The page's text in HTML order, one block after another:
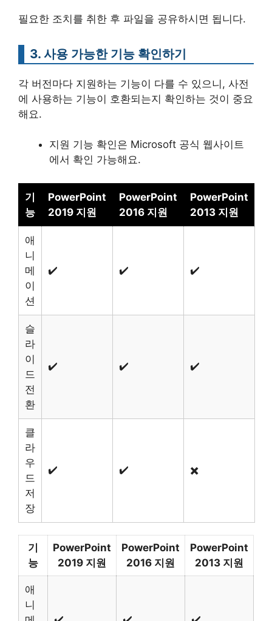
필요한 조치를 취한 후 파일을 공유하시면 됩니다.
3. 사용 가능한 기능 확인하기
각 버전마다 지원하는 기능이 다를 수 있으니, 사전
에 사용하는 기능이 호환되는지 확인하는 것이 중요
해요.
지원 기능 확인은 Microsoft 공식 웹사이트
에서 확인 가능해요.
기
능
PowerPoint
2019 지원
PowerPoint
2016 지원
PowerPoint
2013 지원
애
니
메
이
션
✔️ ✔️ ✔️
슬
라
이
드
전
환
✔️ ✔️ ✔️
클
라
우
드
저
장
✔️ ✔️ ✖️
기
능
PowerPoint
2019 지원
PowerPoint
2016 지원
PowerPoint
2013 지원
애
니